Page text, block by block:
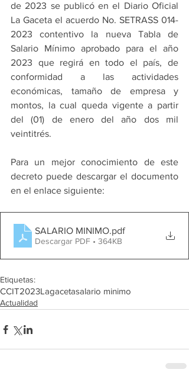
de 2023 se publicó en el Diario Oficial
La Gaceta el acuerdo No. SETRASS 014-
2023 contentivo la nueva Tabla de
Salario Mínimo aprobado para el año
2023 que regirá en todo el país, de
conformidad a las actividades
económicas, tamaño de empresa y
montos, la cual queda vigente a partir
del (01) de enero del año dos mil
veintitrés.
Para un mejor conocimiento de este
decreto puede descargar el documento
en el enlace siguiente:
SALARIO MINIMO.pdf
Descargar PDF • 364KB
Etiquetas:
CCIT2023Lagacetasalario minimo
Actualidad